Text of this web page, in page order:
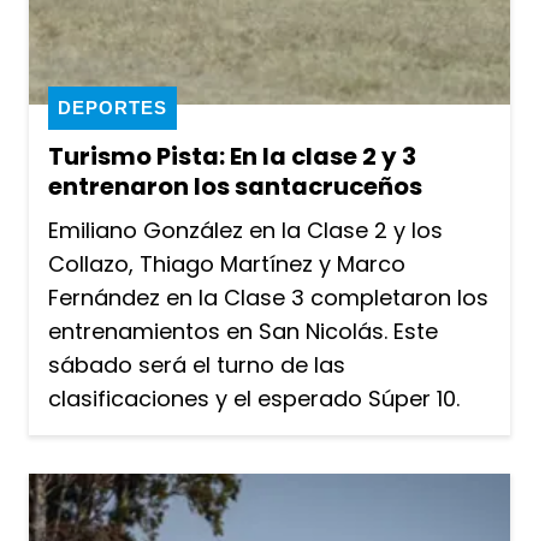
Turismo Pista: En la clase 2 y 3
entrenaron los santacruceños
DEPORTES
Emiliano González en la Clase 2 y los
Collazo, Thiago Martínez y Marco
Fernández en la Clase 3 completaron los
entrenamientos en San Nicolás. Este
sábado será el turno de las
clasificaciones y el esperado Súper 10.